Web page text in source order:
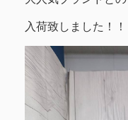
入荷致しました！！